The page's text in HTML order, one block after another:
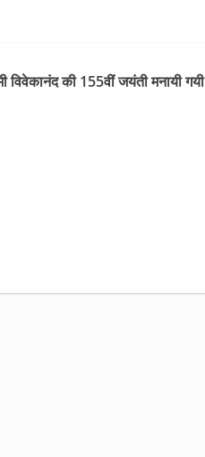
विवेकानंद की 155वीं जयंती मनायी गयी